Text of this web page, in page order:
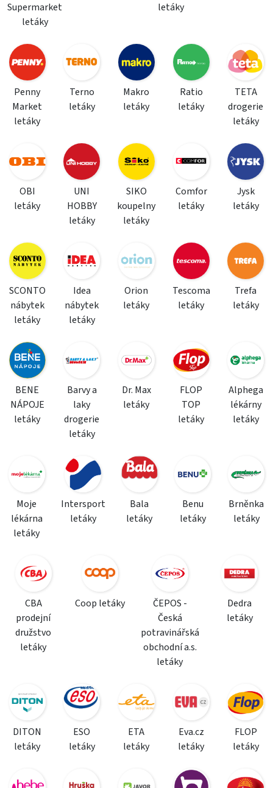
Supermarket
letáky
letáky
Penny
Market
letáky
Terno
letáky
Makro
letáky
Ratio
letáky
TETA
drogerie
letáky
OBI
letáky
UNI
HOBBY
letáky
SIKO
koupelny
letáky
Comfor
letáky
Jysk
letáky
SCONTO
nábytek
letáky
Idea
nábytek
letáky
Orion
letáky
Tescoma
letáky
Trefa
letáky
BENE
NÁPOJE
letáky
Barvy a
laky
drogerie
letáky
Dr. Max
letáky
FLOP
TOP
letáky
Alphega
lékárny
letáky
Moje
lékárna
letáky
Intersport
letáky
Bala
letáky
Benu
letáky
Brněnka
letáky
CBA
prodejní
družstvo
letáky
Coop letáky
ČEPOS -
Česká
potravinářská
obchodní a.s.
letáky
Dedra
letáky
DITON
letáky
ESO
letáky
ETA
letáky
Eva.cz
letáky
FLOP
letáky